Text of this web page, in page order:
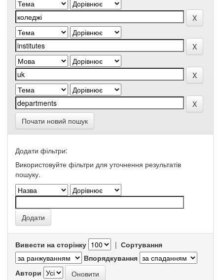
Почати новий пошук
Додати фільтри:
Використовуйте фільтри для уточнення результатів
пошуку.
Вивести на сторінку | Сортування
Впорядкування
Автори